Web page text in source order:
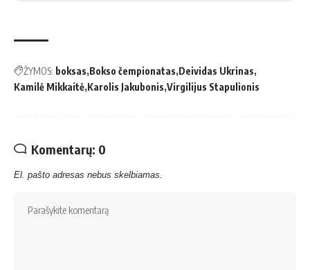
ŽYMOS: boksas Bokso čempionatas Deividas Ukrinas
Kamilė Mikkaitė Karolis Jakubonis Virgilijus Stapulionis
Komentarų: 0
El. pašto adresas nebus skelbiamas.